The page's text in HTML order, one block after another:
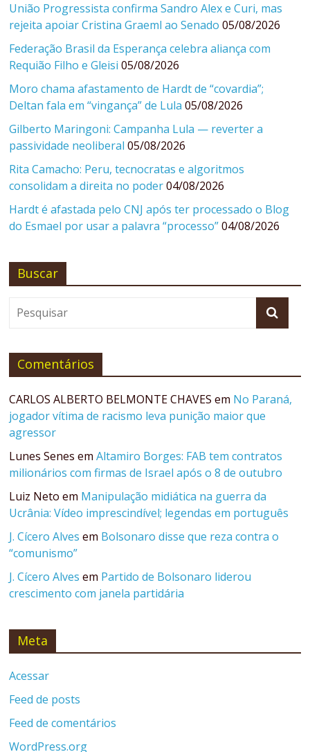
União Progressista confirma Sandro Alex e Curi, mas
rejeita apoiar Cristina Graeml ao Senado 05/08/2026
Federação Brasil da Esperança celebra aliança com
Requião Filho e Gleisi 05/08/2026
Moro chama afastamento de Hardt de “covardia”;
Deltan fala em “vingança” de Lula 05/08/2026
Gilberto Maringoni: Campanha Lula — reverter a
passividade neoliberal 05/08/2026
Rita Camacho: Peru, tecnocratas e algoritmos
consolidam a direita no poder 04/08/2026
Hardt é afastada pelo CNJ após ter processado o Blog
do Esmael por usar a palavra “processo” 04/08/2026
Buscar
Comentários
CARLOS ALBERTO BELMONTE CHAVES em No Paraná,
jogador vítima de racismo leva punição maior que
agressor
Lunes Senes emAltamiro Borges: FAB tem contratos
milionários com firmas de Israel após o 8 de outubro
Luiz Neto em Manipulação midiática na guerra da
Ucrânia: Vídeo imprescindível; legendas em português
J. Cícero Alves em Bolsonaro disse que reza contra o
“comunismo”
J. Cícero Alves em Partido de Bolsonaro liderou
crescimento com janela partidária
Meta
Acessar
Feed de posts
Feed de comentários
WordPress.org